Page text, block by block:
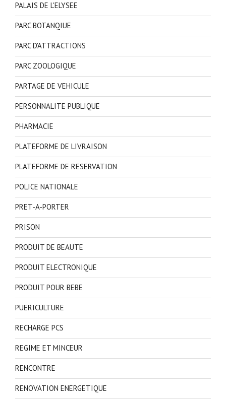
PALAIS DE L'ELYSEE
PARC BOTANQIUE
PARC D'ATTRACTIONS
PARC ZOOLOGIQUE
PARTAGE DE VEHICULE
PERSONNALITE PUBLIQUE
PHARMACIE
PLATEFORME DE LIVRAISON
PLATEFORME DE RESERVATION
POLICE NATIONALE
PRET-A-PORTER
PRISON
PRODUIT DE BEAUTE
PRODUIT ELECTRONIQUE
PRODUIT POUR BEBE
PUERICULTURE
RECHARGE PCS
REGIME ET MINCEUR
RENCONTRE
RENOVATION ENERGETIQUE